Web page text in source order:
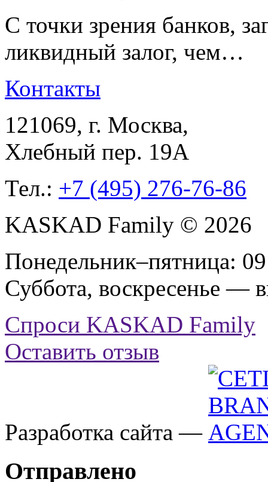
С точки зрения банков,
ликвидный залог, чем…
Контакты
121069, г. Москва,
Хлебный пер. 19А
Тел.: +7 (495) 276-76-86
KASKAD Family © 2026
Понедельник–пятница:
Суббота, воскресенье —
Спроси KASKAD Family
Оставить отзыв
Разработка сайта —
Отправлено